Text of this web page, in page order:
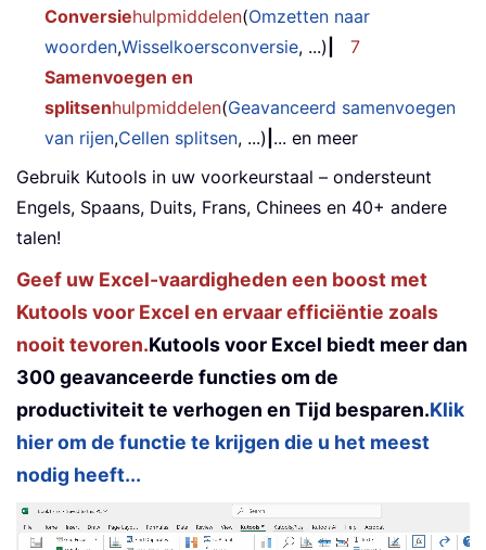
Conversiehulpmiddelen(Omzetten naar
woorden,Wisselkoersconversie, ...)
7
Samenvoegen en
splitsenhulpmiddelen(Geavanceerd samenvoegen
van rijen,Cellen splitsen, ...) ... en meer
Gebruik Kutools in uw voorkeurstaal – ondersteunt
Engels, Spaans, Duits, Frans, Chinees en 40+ andere
talen!
Geef uw Excel-vaardigheden een boost met
Kutools voor Excel en ervaar efficiëntie zoals
nooit tevoren.Kutools voor Excel biedt meer dan
300 geavanceerde functies om de
productiviteit te verhogen en Tijd besparen.Klik
hier om de functie te krijgen die u het meest
nodig heeft...